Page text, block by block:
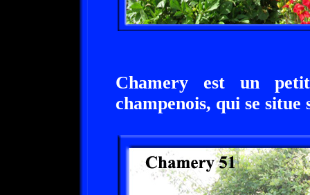
Chamery est un
champenois, qui se